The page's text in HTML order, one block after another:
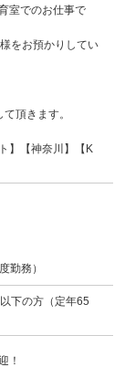
室でのお仕事で
をお預かりしてい
頂きます。
】【神奈川】【K
勤務）
下の方（定年65
！